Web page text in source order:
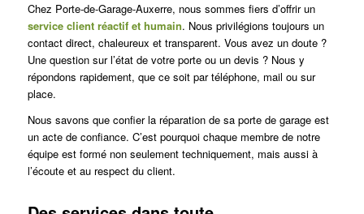
Chez Porte-de-Garage-Auxerre, nous sommes fiers d’offrir un
service client réactif et humain. Nous privilégions toujours un
contact direct, chaleureux et transparent. Vous avez un doute ?
Une question sur l’état de votre porte ou un devis ? Nous y
répondons rapidement, que ce soit par téléphone, mail ou sur
place.
Nous savons que confier la réparation de sa porte de garage est
un acte de confiance. C’est pourquoi chaque membre de notre
équipe est formé non seulement techniquement, mais aussi à
l’écoute et au respect du client.